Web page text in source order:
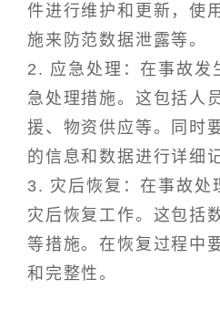
件进行维护和更新，使
施来防范数据泄露等。
2. 应急处理：在事故发
急处理措施。这包括人
援、物资供应等。同时
的信息和数据进行详细
3. 灾后恢复：在事故处
灾后恢复工作。这包括
等措施。在恢复过程中
和完整性。